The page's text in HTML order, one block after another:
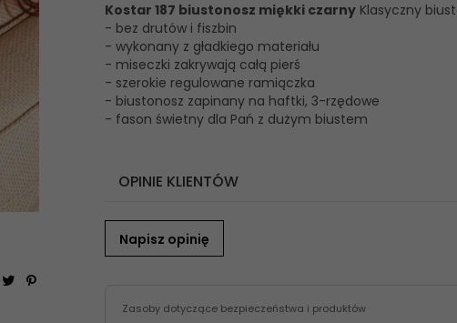
Kostar 187 biustonosz miękki czarny Klasyczny
- bez drutów i fiszbin
- wykonany z gładkiego materiału
- miseczki zakrywają całą pierś
- szerokie regulowane ramiączka
- biustonosz zapinany na haftki, 3-rzędowe
- fason świetny dla Pań z dużym biustem
OPINIE KLIENTÓW
Napisz opinię
Zasoby dotyczące bezpieczeństwa i produktów